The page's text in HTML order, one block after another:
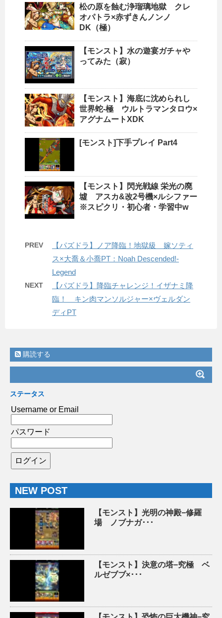
松の原を蝕む浄瑠璃地獄 クレ
オパトラ×赤ずきんノンノ
DK（極）
【モンスト】水の遊宴ガチャや
ってみた（寂）
【モンスト】海底に沈められし
世界蛇-極 ウルトラマンタロウ×
アグナムートXDK
[モンスト]下手プレイ Part4
【モンスト】閃光戦線 栄光の廃
墟 アスカ&改2号機×ルシファー
※スピクリ・初心者・学習中w
PREV
【パズドラ】ノア降臨！地獄級 嫁ソティ
ス×大喬＆小喬PT：Noah Descended!-
Legend
NEXT
【パズドラ】降臨チャレンジ！イザナミ降
臨！ キン肉マンソルジャー×ヴェルダン
ディPT
購読する
ステータス
Username or Email
パスワード
NEW POST
【モンスト】光明の神殿−修羅
場 ノブナガ･･･
【モンスト】決意の塔−究極 ベ
ルゼブブ×･･･